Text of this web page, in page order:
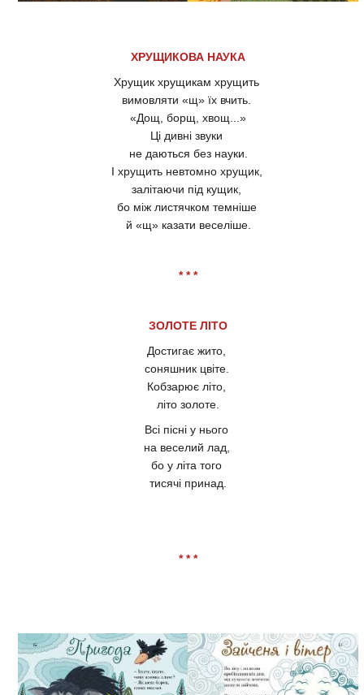
ХРУЩИКОВА НАУКА
Хрущик хрущикам хрущить
вимовляти «щ» їх вчить.
«Дощ, борщ, хвощ...»
Ці дивні звуки
не даються без науки.
І хрущить невтомно хрущик,
залітаючи під кущик,
бо між листячком темніше
й «щ» казати веселіше.
* * *
ЗОЛОТЕ ЛІТО
Достигає жито,
соняшник цвіте.
Кобзарює літо,
літо золоте.
Всі пісні у нього
на веселий лад,
бо у літа того
тисячі принад.
* * *